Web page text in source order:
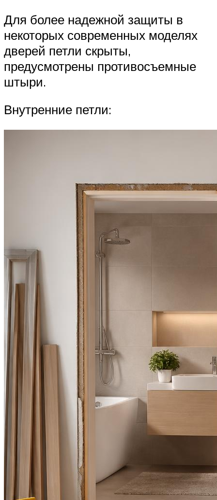
Для более надежной защиты в
некоторых современных моделях
дверей петли скрыты,
предусмотрены противосъемные
штыри.
Внутренние петли: